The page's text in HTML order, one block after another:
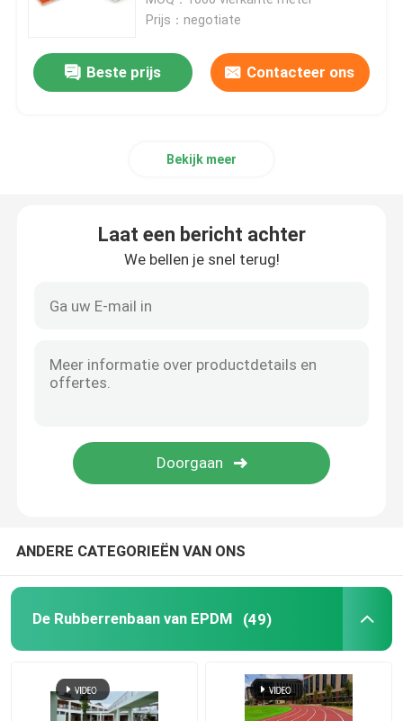
Geprefabriceerde Renbaan
Poreuze renbaan
Gras van het tuin het Kunstmatige Gras
Het acrylsporten Vloeren
Kunstmatige Gazontoebehoren
Elektrische Bouwmachines
Prijs：negotiate
Beste prijs Contacteer ons
Bekijk meer
Laat een bericht achter
We bellen je snel terug!
ANDERE CATEGORIEËN VAN ONS
De Rubberrenbaan van EPDM (49)